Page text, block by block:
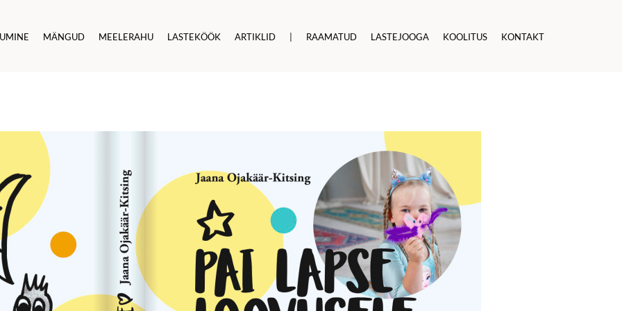
MÄNGUD MEELERAHU LASTEKÖÖK ARTIKLID RAAMATUD LASTEJOOGA KOOLITUS KONTAKT